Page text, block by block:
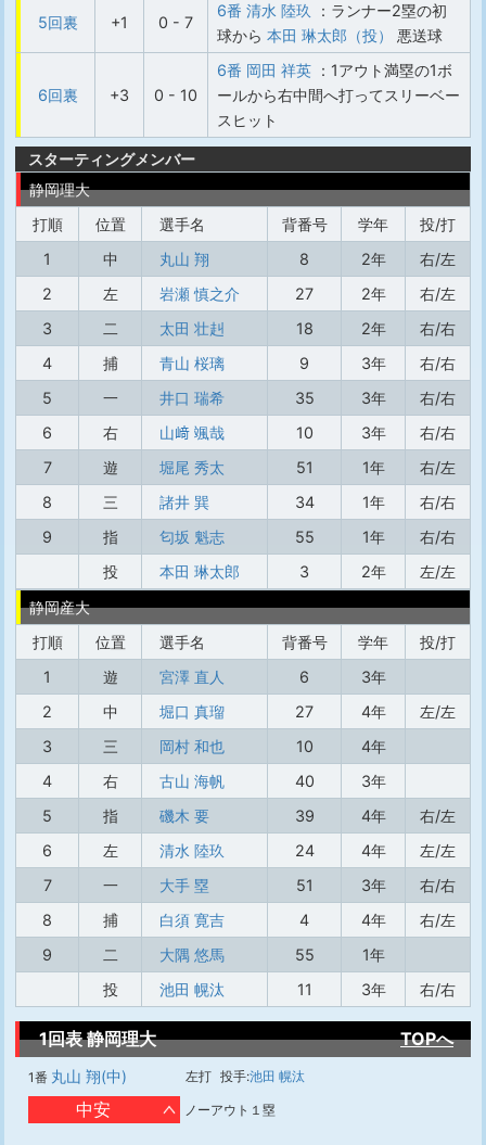
5回裏 +1 0 - 7
6番 清水 陸玖
：ランナー2塁の初
球から 本田 琳太郎（投） 悪送球
6回裏 +3 0 - 10
6番 岡田 祥英 ：1アウト満塁の1ボ
ールから右中間へ打ってスリーベー
スヒット
スターティングメンバー
静岡理大
打順
位置 選手名 背番号 学年
投/打
1
中 丸山 翔 8 2年
右/左
2
左 岩瀬 慎之介 27 2年
右/左
3
二 太田 壮赳 18 2年
右/右
4
捕 青山 桜璃 9 3年
右/右
5
一 井口 瑞希 35 3年
右/右
6
右 山﨑 颯哉 10 3年
右/右
7
遊 堀尾 秀太 51 1年
右/左
8
三 諸井 巽 34 1年
右/右
9
指 匂坂 魁志 55 1年
右/右
投
本田 琳太郎 3 2年
左/左
静岡産大
打順
位置 選手名 背番号 学年
投/打
1
遊 宮澤 直人 6
3年
2
中 堀口 真瑠 27 4年
左/左
3
三 岡村 和也 10
4年
4
右 古山 海帆 40
3年
5
指 磯木 要 39 4年
右/左
6
左 清水 陸玖 24 4年
左/左
7
一 大手 塁 51 3年
右/右
8
捕 白須 寛吉 4 4年
右/左
9
二 大隅 悠馬 55
1年
投
池田 幌汰 11 3年 右/右
1回表 静岡理大 TOPへ
1番 丸山 翔(中) 左打 投手:池田 幌汰
中安 ノーアウト１塁